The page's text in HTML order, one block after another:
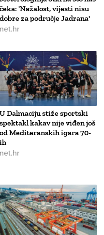
čeka: 'Nažalost, vijesti nisu
dobre za područje Jadrana'
net.hr
U Dalmaciju stiže sportski
spektakl kakav nije viđen još
od Mediteranskih igara 70-
ih
net.hr